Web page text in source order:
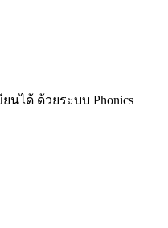
นได้ ด้วยระบบ Phonics